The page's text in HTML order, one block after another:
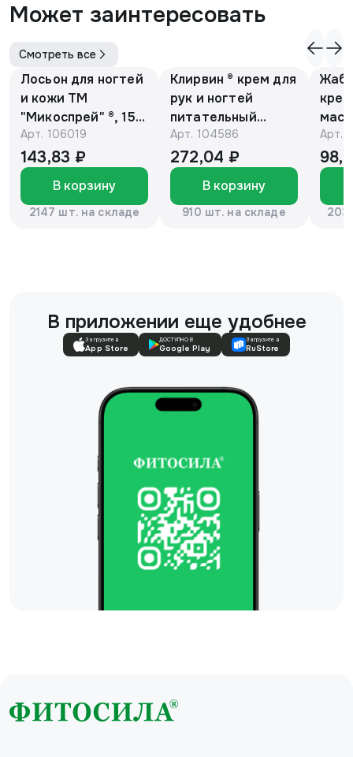
Может заинтересовать
Смотреть все
Лосьон для ногтей
и кожи ТМ
"Микоспрей" ®, 15
мл
Арт. 106019
143,83 ₽
В корзину
2147 шт. на складе
Клирвин ® крем для
рук и ногтей
питательный
против
гиперпигментации
для осветления
кожи 75 г
Арт. 104586
272,04 ₽
В корзину
910 шт. на складе
Арт.
В приложении еще удобнее
Загрузите в
App Store
ДОСТУПНО В
Google Play
Загрузите в
RuStore